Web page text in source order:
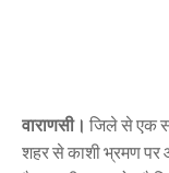
वाराणसी। जिले से एक
शहर से काशी भ्रमण